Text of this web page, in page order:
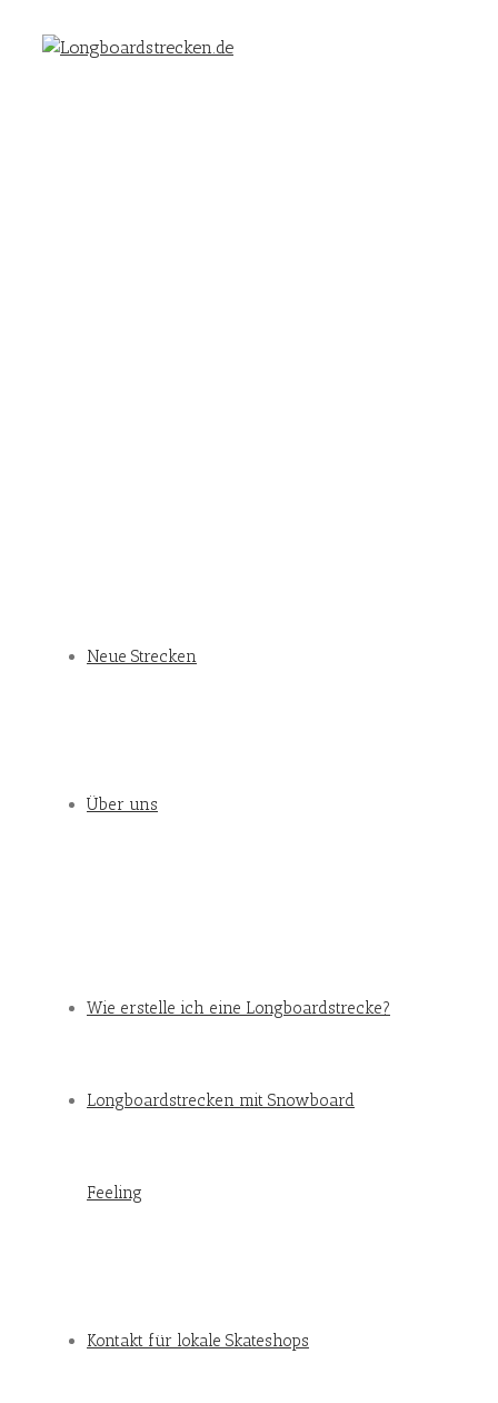
Neue Strecken
Über uns
Wie erstelle ich eine Longboardstrecke?
Longboardstrecken mit Snowboard
Feeling
Kontakt für lokale Skateshops